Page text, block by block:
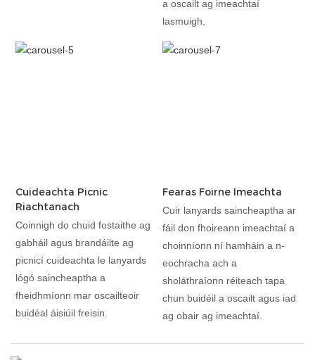
a oscailt ag imeachtaí
lasmuigh.
Cuideachta Picnic
Riachtanach
Coinnigh do chuid fostaithe ag
gabháil agus brandáilte ag
picnicí cuideachta le lanyards
lógó saincheaptha a
fheidhmíonn mar oscailteoir
buidéal áisiúil freisin.
Fearas Foirne Imeachta
Cuir lanyards saincheaptha ar
fáil don fhoireann imeachtaí a
choinníonn ní hamháin a n-
eochracha ach a
sholáthraíonn réiteach tapa
chun buidéil a oscailt agus iad
ag obair ag imeachtaí.